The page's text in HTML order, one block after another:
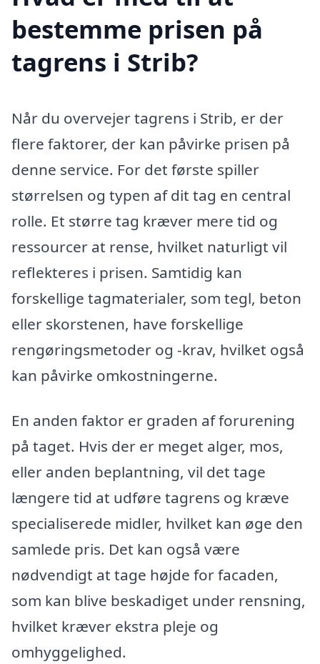
bestemme prisen på
tagrens i Strib?
Når du overvejer tagrens i Strib, er der
flere faktorer, der kan påvirke prisen på
denne service. For det første spiller
størrelsen og typen af dit tag en central
rolle. Et større tag kræver mere tid og
ressourcer at rense, hvilket naturligt vil
reflekteres i prisen. Samtidig kan
forskellige tagmaterialer, som tegl, beton
eller skorstenen, have forskellige
rengøringsmetoder og -krav, hvilket også
kan påvirke omkostningerne.
En anden faktor er graden af forurening
på taget. Hvis der er meget alger, mos,
eller anden beplantning, vil det tage
længere tid at udføre tagrens og kræve
specialiserede midler, hvilket kan øge den
samlede pris. Det kan også være
nødvendigt at tage højde for facaden,
som kan blive beskadiget under rensning,
hvilket kræver ekstra pleje og
omhyggelighed.